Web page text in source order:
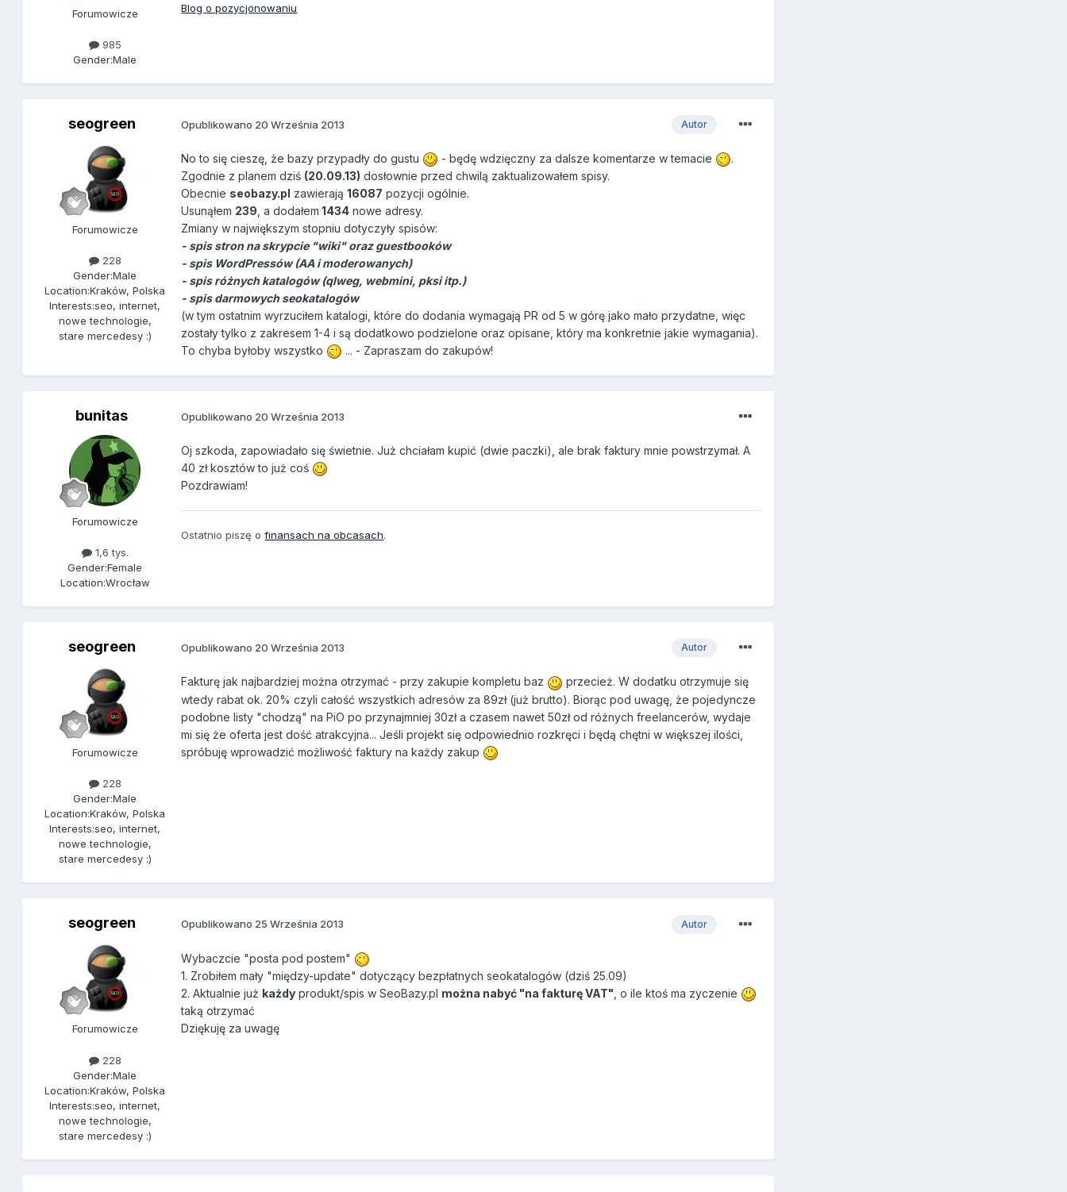
Forumowicze
985
Gender:Male
Blog o pozycjonowaniu
seogreen
Forumowicze
228
Gender:Male
Location:Kraków, Polska
Interests:seo, internet,
nowe technologie,
stare mercedesy :)
Autor
Opublikowano 20 Września 2013
No to się cieszę, że bazy przypadły do gustu - będę wdzięczny za dalsze komentarze w temacie
.
Zgodnie z planem dziś (20.09.13) dosłownie przed chwilą zaktualizowałem spisy.
Obecnie seobazy.pl zawierają16087 pozycji ogólnie.
Usunąłem 239 , a dodałem 1434 nowe adresy.
Zmiany w największym stopniu dotyczyły spisów:
- spis stron na skrypcie "wiki" oraz guestbooków
- spis WordPressów (AA i moderowanych)
- spis różnych katalogów (qlweg, webmini, pksi itp.)
- spis darmowych seokatalogów
(w tym ostatnim wyrzuciłem katalogi, które do dodania wymagają PR od 5 w górę jako mało przydatne, więc
zostały tylko z zakresem 1-4 i są dodatkowo podzielone oraz opisane, który ma konkretnie jakie wymagania).
To chyba byłoby wszystko
... - Zapraszam do zakupów!
bunitas
Forumowicze
1,6 tys.
Gender:Female
Location:Wrocław
Opublikowano 20 Września 2013
Oj szkoda, zapowiadało się świetnie. Już chciałam kupić (dwie paczki), ale brak faktury mnie powstrzymał. A
40 zł kosztów to już coś
Pozdrawiam!
Ostatnio piszę ofinansach na obcasach.
seogreen
Forumowicze
228
Gender:Male
Location:Kraków, Polska
Interests:seo, internet,
nowe technologie,
stare mercedesy :)
Autor
Opublikowano 20 Września 2013
Fakturę jak najbardziej można otrzymać - przy zakupie kompletu baz
przecież. W dodatku otrzymuje się
wtedy rabat ok. 20% czyli całość wszystkich adresów za 89zł (już brutto). Biorąc pod uwagę, że pojedyncze
podobne listy "chodzą" na PiO po przynajmniej 30zł a czasem nawet 50zł od różnych freelancerów, wydaje
mi się że oferta jest dość atrakcyjna... Jeśli projekt się odpowiednio rozkręci i będą chętni w większej ilości,
spróbuję wprowadzić możliwość faktury na każdy zakup
seogreen
Forumowicze
228
Gender:Male
Location:Kraków, Polska
Interests:seo, internet,
nowe technologie,
stare mercedesy :)
Autor
Opublikowano 25 Września 2013
Wybaczcie "posta pod postem"
1. Zrobiłem mały "między-update" dotyczący bezpłatnych seokatalogów (dziś 25.09)
2. Aktualnie już każdy produkt/spis w SeoBazy.pl można nabyć "na fakturę VAT" , o ile ktoś ma zyczenie
taką otrzymać
Dziękuję za uwagę